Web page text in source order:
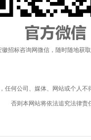
徽招标咨询网微信，随时随地获
任何公司、媒体、网站或个人
否则本网站将依法追究法律责